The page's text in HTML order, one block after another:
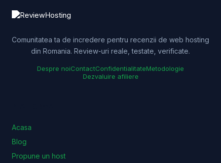
Comunitatea ta de incredere pentru recenzii de web hosting
din Romania. Review-uri reale, testate, verificate.
Despre noiContactConfidentialitateMetodologie
Dezvaluire afiliere
Acasa
Blog
Propune un host